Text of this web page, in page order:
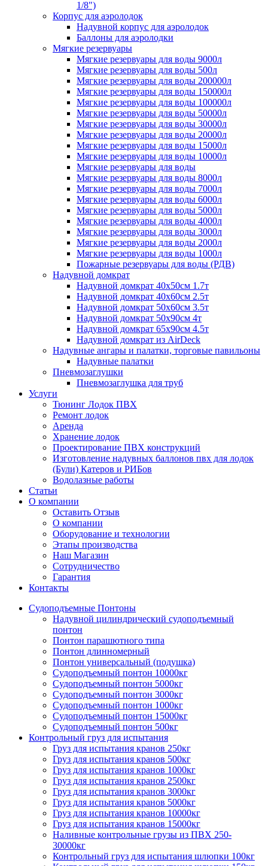
1/8")
Корпус для аэролодок
Надувной корпус для аэролодок
Баллоны для аэролодки
Мягкие резервуары
Мягкие резервуары для воды 9000л
Мягкие резервуары для воды 500л
Мягкие резервуары для воды 200000л
Мягкие резервуары для воды 150000л
Мягкие резервуары для воды 100000л
Мягкие резервуары для воды 50000л
Мягкие резервуары для воды 30000л
Мягкие резервуары для воды 20000л
Мягкие резервуары для воды 15000л
Мягкие резервуары для воды 10000л
Мягкие резервуары для воды
Мягкие резервуары для воды 8000л
Мягкие резервуары для воды 7000л
Мягкие резервуары для воды 6000л
Мягкие резервуары для воды 5000л
Мягкие резервуары для воды 4000л
Мягкие резервуары для воды 3000л
Мягкие резервуары для воды 2000л
Мягкие резервуары для воды 1000л
Пожарные резервуары для воды (РДВ)
Надувной домкрат
Надувной домкрат 40х50см 1.7т
Надувной домкрат 40х60см 2.5т
Надувной домкрат 50х60см 3.5т
Надувной домкрат 50х90см 4т
Надувной домкрат 65х90см 4.5т
Надувной домкрат из AirDeck
Надувные ангары и палатки, торговые павильоны
Надувные палатки
Пневмозаглушки
Пневмозаглушка для труб
Услуги
Тюнинг Лодок ПВХ
Ремонт лодок
Аренда
Хранение лодок
Проектирование ПВХ конструкций
Изготовление надувных баллонов пвх для лодок
(Були) Катеров и РИБов
Водолазные работы
Статьи
О компании
Оставить Отзыв
О компании
Оборудование и технологии
Этапы производства
Наш Магазин
Сотрудничество
Гарантия
Контакты
Судоподъемные Понтоны
Надувной цилиндрический судоподъемный
понтон
Понтон парашютного типа
Понтон длинномерный
Понтон универсальный (подушка)
Судоподъемный понтон 10000кг
Судоподъемный понтон 5000кг
Судоподъемный понтон 3000кг
Судоподъемный понтон 1000кг
Судоподъемный понтон 15000кг
Судоподъемный понтон 500кг
Контрольный груз для испытания
Груз для испытания кранов 250кг
Груз для испытания кранов 500кг
Груз для испытания кранов 1000кг
Груз для испытания кранов 2500кг
Груз для испытания кранов 3000кг
Груз для испытания кранов 5000кг
Груз для испытания кранов 10000кг
Груз для испытания кранов 15000кг
Наливные контрольные грузы из ПВХ 250-
30000кг
Контрольный груз для испытания шлюпки 100кг